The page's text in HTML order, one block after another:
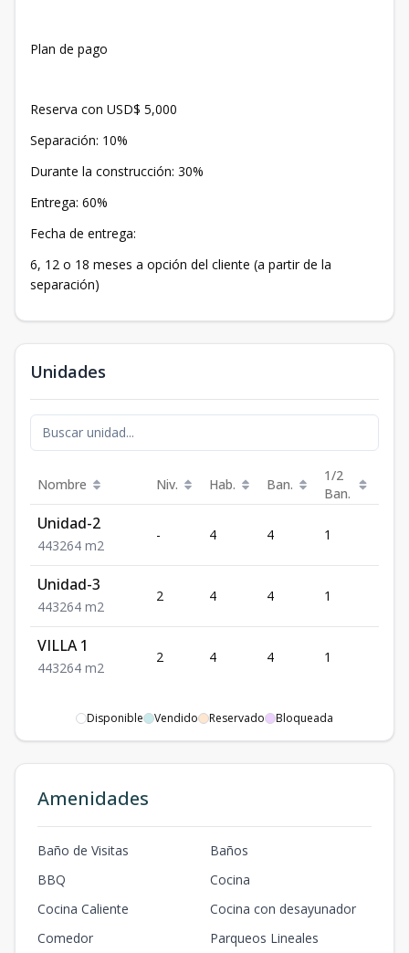
Plan de pago
Reserva con USD$ 5,000
Separación: 10%
Durante la construcción: 30%
Entrega: 60%
Fecha de entrega:
6, 12 o 18 meses a opción del cliente (a partir de la
separación)
Unidades
Nombre Niv. Hab. Ban.
1/2
Ban.
Unidad-2
443264 m2
- 4 4 1
Unidad-3
443264 m2
2 4 4 1
VILLA 1
443264 m2
2 4 4 1
Disponible Vendido Reservado Bloqueada
Amenidades
Baño de Visitas
Baños
BBQ
Cocina
Cocina Caliente
Cocina con desayunador
Comedor
Parqueos Lineales